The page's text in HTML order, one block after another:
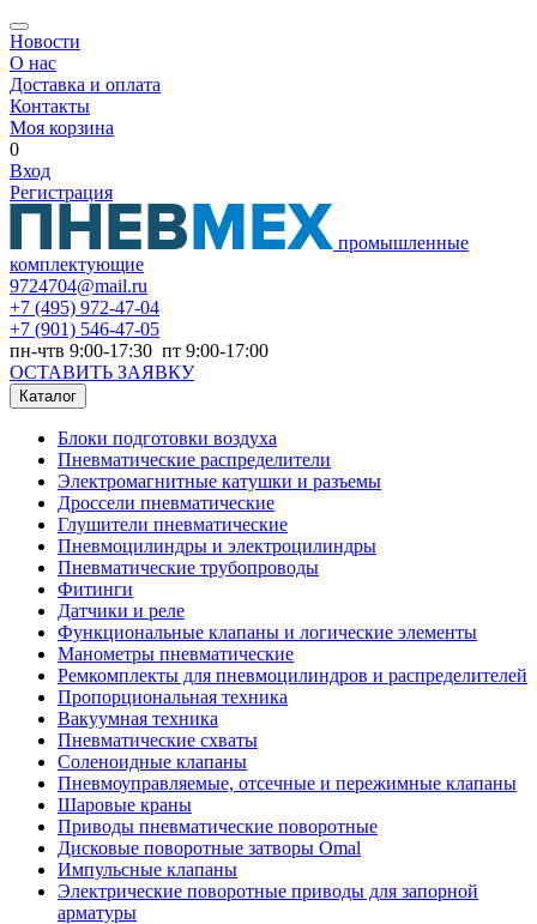
Новости
О нас
Доставка и оплата
Контакты
Моя корзина
0
Вход
Регистрация
промышленные
комплектующие
9724704@mail.ru
+7 (495) 972-47-04
+7 (901) 546-47-05
пн-чтв 9:00-17:30 пт 9:00-17:00
ОСТАВИТЬ ЗАЯВКУ
Каталог
Блоки подготовки воздуха
Пневматические распределители
Электромагнитные катушки и разъемы
Дроссели пневматические
Глушители пневматические
Пневмоцилиндры и электроцилиндры
Пневматические трубопроводы
Фитинги
Датчики и реле
Функциональные клапаны и логические элементы
Манометры пневматические
Ремкомплекты для пневмоцилиндров и распределителей
Пропорциональная техника
Вакуумная техника
Пневматические схваты
Соленоидные клапаны
Пневмоуправляемые, отсечные и пережимные клапаны
Шаровые краны
Приводы пневматические поворотные
Дисковые поворотные затворы Omal
Импульсные клапаны
Электрические поворотные приводы для запорной
арматуры